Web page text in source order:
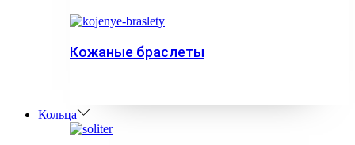
Кожаные браслеты
Кольца